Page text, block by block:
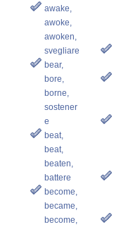
awake,
awoke,
awoken,
svegliare
bear,
bore,
borne,
sostener
e
beat,
beat,
beaten,
battere
become,
became,
become,